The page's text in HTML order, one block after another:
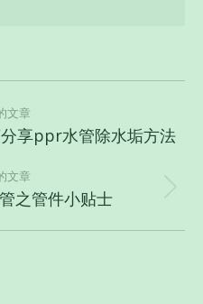
文章
历
的
文
享ppr水管除水垢方法
文章
未之管件小贴士